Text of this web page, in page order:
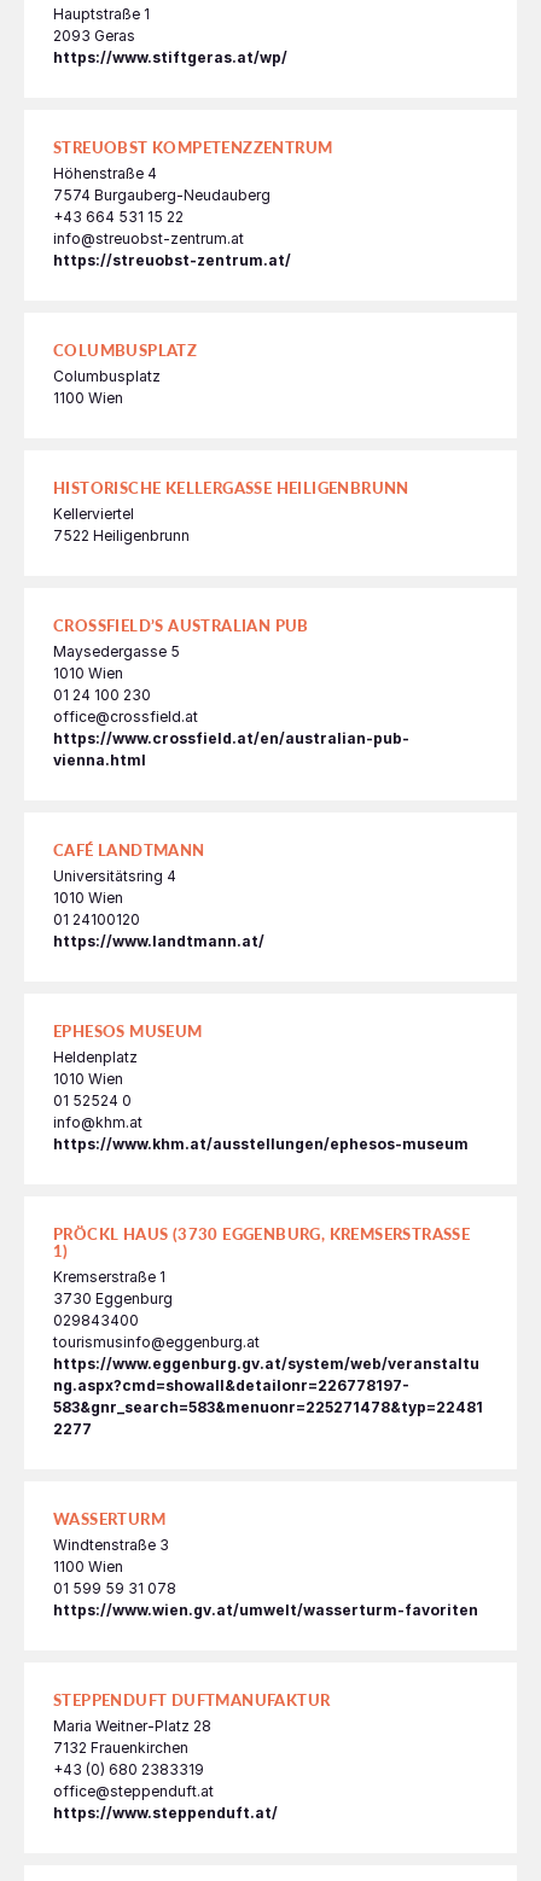
Hauptstraße 1
2093 Geras
https://www.stiftgeras.at/wp/
STREUOBST KOMPETENZZENTRUM
Höhenstraße 4
7574 Burgauberg-Neudauberg
+43 664 531 15 22
info@streuobst-zentrum.at
https://streuobst-zentrum.at/
COLUMBUSPLATZ
Columbusplatz
1100 Wien
HISTORISCHE KELLERGASSE HEILIGENBRUNN
Kellerviertel
7522 Heiligenbrunn
CROSSFIELD’S AUSTRALIAN PUB
Maysedergasse 5
1010 Wien
01 24 100 230
office@crossfield.at
https://www.crossfield.at/en/australian-pub-
vienna.html
CAFÉ LANDTMANN
Universitätsring 4
1010 Wien
01 24100120
https://www.landtmann.at/
EPHESOS MUSEUM
Heldenplatz
1010 Wien
01 52524 0
info@khm.at
https://www.khm.at/ausstellungen/ephesos-museum
PRÖCKL HAUS (3730 EGGENBURG, KREMSERSTRASSE 1
)
Kremserstraße 1
3730 Eggenburg
029843400
tourismusinfo@eggenburg.at
https://www.eggenburg.gv.at/system/web/veranstaltu
ng.aspx?cmd=showall&detailonr=226778197-
583&gnr_search=583&menuonr=225271478&typ=22481
2277
WASSERTURM
Windtenstraße 3
1100 Wien
01 599 59 31 078
https://www.wien.gv.at/umwelt/wasserturm-favoriten
STEPPENDUFT DUFTMANUFAKTUR
Maria Weitner-Platz 28
7132 Frauenkirchen
+43 (0) 680 2383319
office@steppenduft.at
https://www.steppenduft.at/